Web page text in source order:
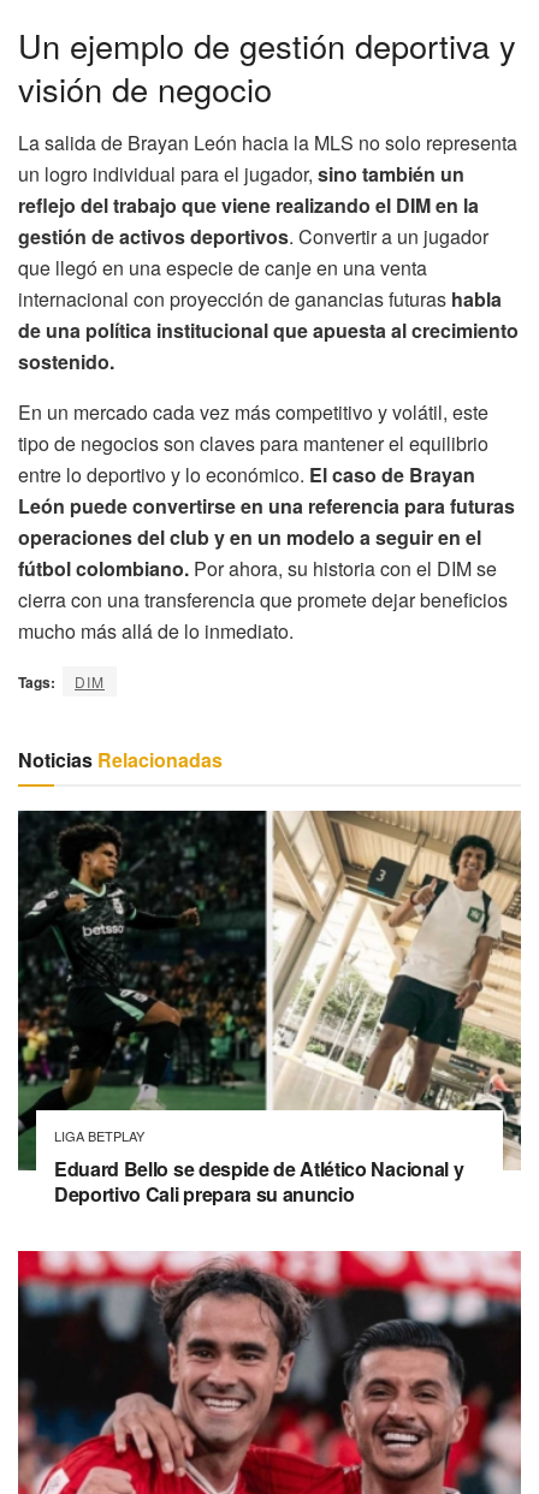
Un ejemplo de gestión deportiva y
visión de negocio
La salida de Brayan León hacia la MLS no solo representa
un logro individual para el jugador, sino también un
reflejo del trabajo que viene realizando el DIM en la
gestión de activos deportivos. Convertir a un jugador
que llegó en una especie de canje en una venta
internacional con proyección de ganancias futuras habla
de una política institucional que apuesta al crecimiento
sostenido.
En un mercado cada vez más competitivo y volátil, este
tipo de negocios son claves para mantener el equilibrio
entre lo deportivo y lo económico. El caso de Brayan
León puede convertirse en una referencia para futuras
operaciones del club y en un modelo a seguir en el
fútbol colombiano. Por ahora, su historia con el DIM se
cierra con una transferencia que promete dejar beneficios
mucho más allá de lo inmediato.
Tags: DIM
Noticias Relacionadas
LIGA BETPLAY
Eduard Bello se despide de Atlético Nacional y
Deportivo Cali prepara su anuncio